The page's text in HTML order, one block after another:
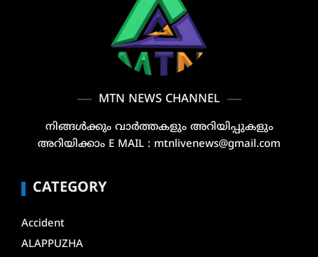
MTN NEWS CHANNEL
നിങ്ങൾക്കും വാർത്തകളും അറിയിപ്പുകളും
അറിയിക്കാം E MAIL : mtnlivenews@gmail.com
CATEGORY
Accident
ALAPPUZHA